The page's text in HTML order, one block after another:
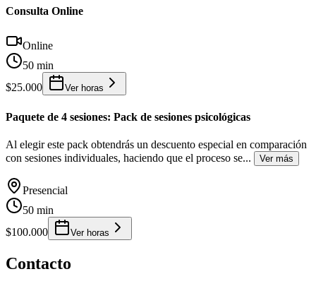
Consulta Online
Online
50 min
$25.000
Ver horas
Paquete de 4 sesiones: Pack de sesiones psicológicas
Al elegir este pack obtendrás un descuento especial en comparación
con sesiones individuales, haciendo que el proceso se... Ver más
Presencial
50 min
$100.000
Ver horas
Contacto